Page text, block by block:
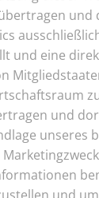
und eine
und